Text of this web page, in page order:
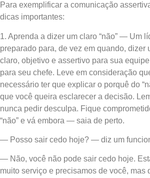
Para exemplificar a comunicação
dicas importantes:
1. Aprenda a dizer um claro “não” — Um
preparado para, de vez em quando, dizer
claro, objetivo e assertivo para sua
para seu chefe. Leve em consideração
necessário ter que explicar o porquê do
que você queira esclarecer a decisão.
nunca pedir desculpa. Fique
“não” e vá embora — saia de perto.
— Posso sair cedo hoje? — diz um
— Não, você não pode sair cedo hoje.
muito serviço e precisamos de você, mas